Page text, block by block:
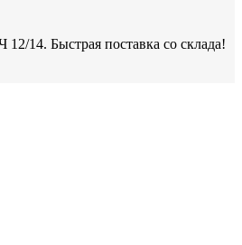
14. Быстрая поставка со склада!